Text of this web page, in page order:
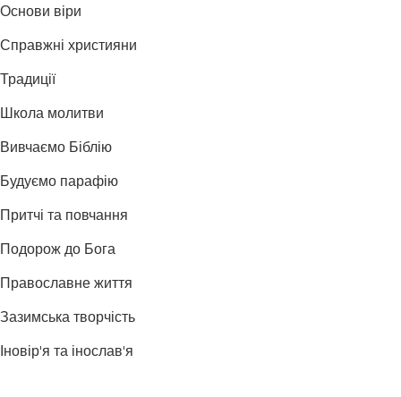
Основи віри
Справжні християни
Традиції
Школа молитви
Вивчаємо Біблію
Будуємо парафію
Притчі та повчання
Подорож до Бога
Православне життя
Зазимська творчість
Іновір'я та інослав'я